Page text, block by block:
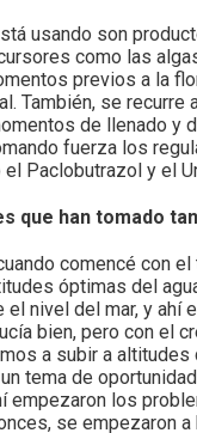
usando son
como las
previos a la
También, se recurre
de llenado y
fuerza los
Paclobutrazol y el
que han tomado
comencé con el
óptimas del
el nivel del mar, y ahí
bien, pero con el
a subir a altitudes
tema de
empezaron los
se empezaron